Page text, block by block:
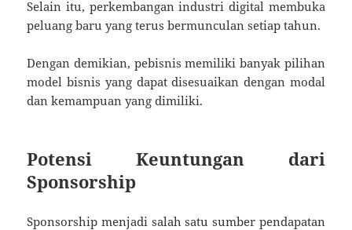
Selain itu, perkembangan industri digital membuka
peluang baru yang terus bermunculan setiap tahun.
Dengan demikian, pebisnis memiliki banyak pilihan
model bisnis yang dapat disesuaikan dengan modal
dan kemampuan yang dimiliki.
Potensi Keuntungan dari
Sponsorship
Sponsorship menjadi salah satu sumber pendapatan